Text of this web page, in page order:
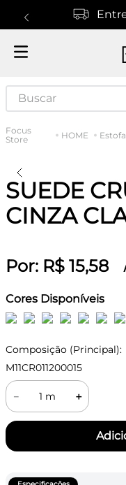
Buscar
HOME
SUEDE
CINZA
Por: R$ 15,58
Cores Disponíveis
Composição (Principal):
M11CR011200015
＋
－